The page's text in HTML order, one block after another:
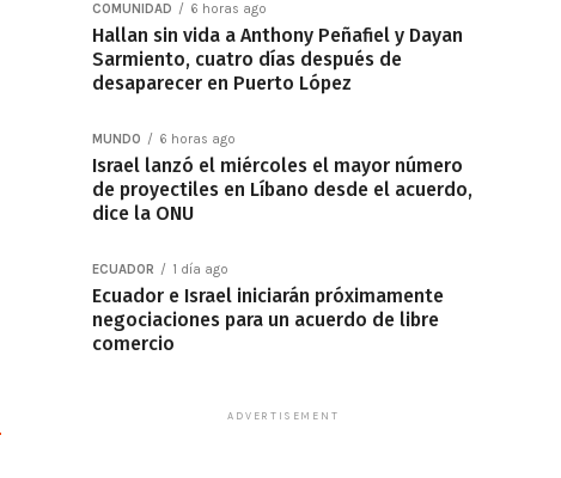
COMUNIDAD 6 horas ago
Hallan sin vida a Anthony Peñafiel y Dayan
Sarmiento, cuatro días después de
desaparecer en Puerto López
MUNDO 6 horas ago
Israel lanzó el miércoles el mayor número
de proyectiles en Líbano desde el acuerdo,
dice la ONU
ECUADOR 1 día ago
Ecuador e Israel iniciarán próximamente
negociaciones para un acuerdo de libre
comercio
ADVERTISEMENT